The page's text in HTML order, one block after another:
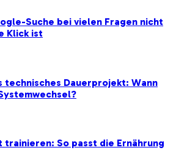
Suche bei vielen Fragen nicht
Klick ist
technisches Dauerprojekt: Wann
trainieren: So passt die Ernährung